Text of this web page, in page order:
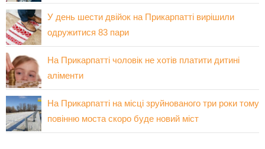
У день шести двійок на Прикарпатті вирішили
одружитися 83 пари
На Прикарпатті чоловік не хотів платити дитині
аліменти
На Прикарпатті на місці зруйнованого три роки тому
повінню моста скоро буде новий міст